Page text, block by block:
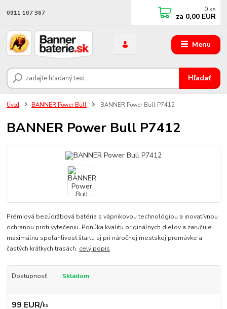
Menu
Hľadať
0911 107 367 0 ks
za 0,00 EUR
Úvod BANNER Power Bull BANNER Power Bull P7412
BANNER Power Bull P7412
Prémiová bezúdržbová batéria s vápnikovou technológiou a inovatívnou
ochranou proti vytečeniu. Ponúka kvalitu originálnych dielov a zaručuje
maximálnu spoľahlivosť štartu aj pri náročnej mestskej premávke a
častých krátkych trasách. celý popis
Dostupnosť Skladom
99 EUR/ks